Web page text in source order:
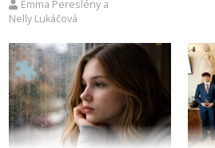
Emma Pereslénya
Nelly Lukáčová